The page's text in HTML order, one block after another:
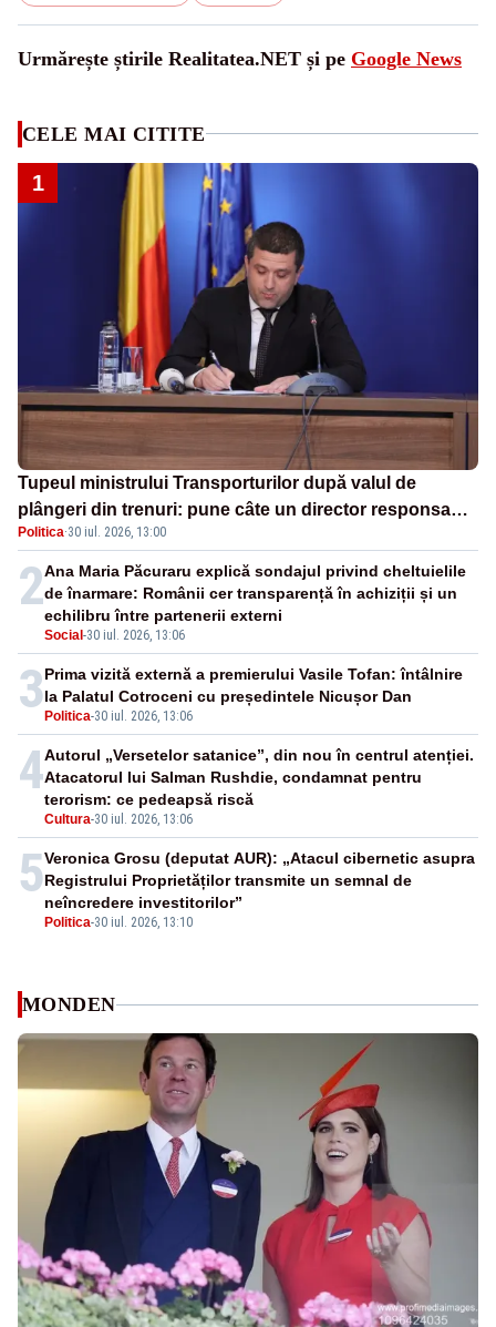
Urmărește știrile Realitatea.NET și pe Google News
CELE MAI CITITE
1
Tupeul ministrului Transporturilor după valul de
plângeri din trenuri: pune câte un director responsabil
pentru fiecare dintre cele 1.265 de garnituri
Politica·30 iul. 2026, 13:00
2
Social -30 iul. 2026, 13:06
Ana Maria Păcuraru explică sondajul privind cheltuielile
de înarmare: Românii cer transparență în achiziții și un
echilibru între partenerii externi
3 Politica-30 iul. 2026, 13:06
Prima vizită externă a premierului Vasile Tofan: întâlnire
la Palatul Cotroceni cu președintele Nicușor Dan
4
Cultura-30 iul. 2026, 13:06
Autorul „Versetelor satanice”, din nou în centrul atenției.
Atacatorul lui Salman Rushdie, condamnat pentru
terorism: ce pedeapsă riscă
5
Politica-30 iul. 2026, 13:10
Veronica Grosu (deputat AUR): „Atacul cibernetic asupra
Registrului Proprietăților transmite un semnal de
neîncredere investitorilor”
MONDEN